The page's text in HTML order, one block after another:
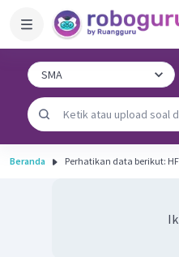
Beranda